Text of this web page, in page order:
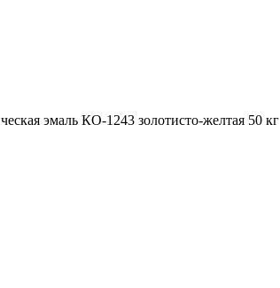
эмаль КО-1243 золотисто-желтая 50 кг